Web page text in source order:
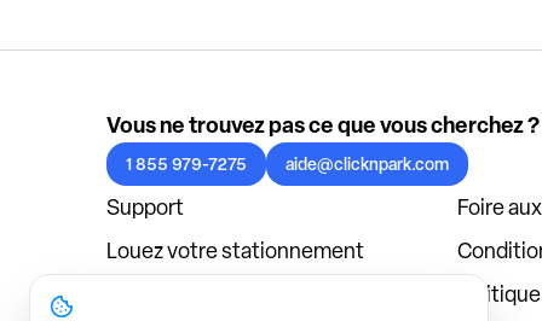
Vous ne trouvez pas ce que vous cherchez ?
1 855 979-7275 aide@clicknpark.com
Support
Foire
Louez votre stationnement